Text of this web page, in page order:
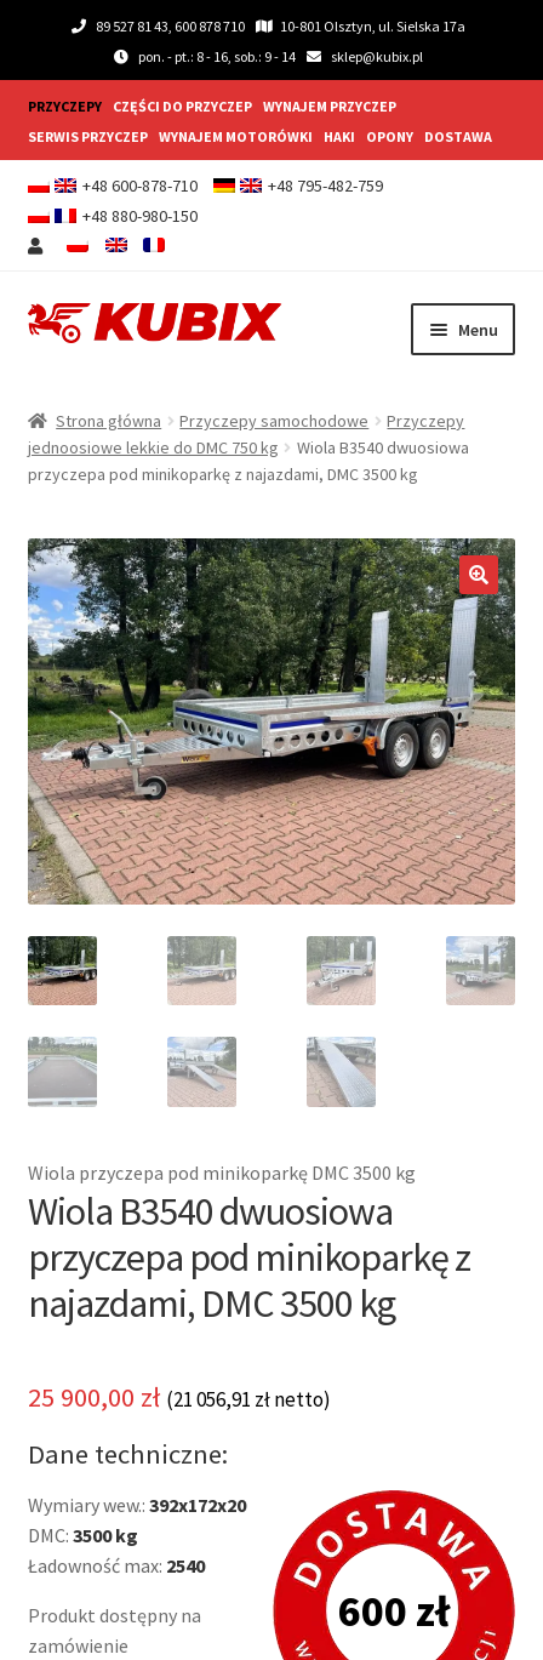
89 527 81 43, 600 878 710
10-801 Olsztyn, ul. Sielska 17a
pon. - pt.: 8 - 16, sob.: 9 - 14
sklep@kubix.pl
PRZYCZEPY CZĘŚCI DO PRZYCZEP
WYNAJEM PRZYCZEP
SERWIS PRZYCZEP
WYNAJEM MOTORÓWKI HAKI OPONY DOSTAWA
+48 600-878-710
+48 795-482-759
+48 880-980-150
Przejdź
Przejdź
Menu
Przyczepy gastronomiczne
menu
Nowości
Promocje
Kontakt
Strona główna Przyczepy samochodowe
Przyczepy
jednoosiowe lekkie do DMC 750 kg
Wiola B3540 dwuosiowa
przyczepa pod minikoparkę z najazdami, DMC 3500 kg
🔍
Wiola przyczepa pod minikoparkę DMC 3500 kg
Wiola B3540 dwuosiowa
przyczepa pod minikoparkę z
najazdami, DMC 3500 kg
25 900,00 zł (21 056,91 złnetto)
Dane techniczne:
600 zł
Wymiary wew.: 392x172x20
DMC: 3500 kg
Ładowność max: 2540
Produkt dostępny na
zamówienie